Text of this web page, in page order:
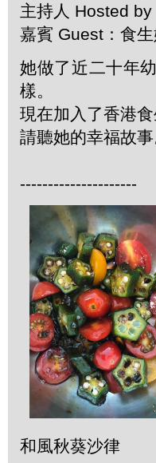
主持人 Hosted
嘉賓 Guest：食
她做了近二十年
樣。
現在加入了香港
請聽她的幸福故事
---------------------
和風秋葵沙律